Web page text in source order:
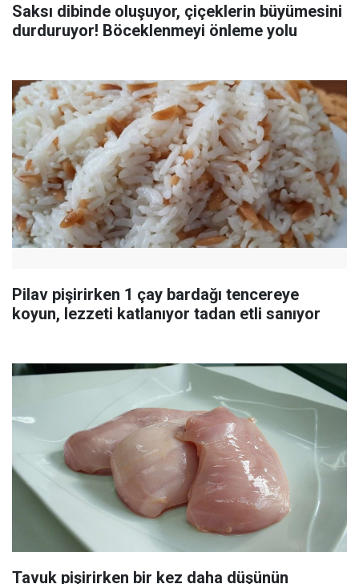
Saksı dibinde oluşuyor, çiçeklerin büyümesini
durduruyor! Böceklenmeyi önleme yolu
Pilav pişirirken 1 çay bardağı tencereye
koyun, lezzeti katlanıyor tadan etli sanıyor
Tavuk pişirirken bir kez daha düşünün